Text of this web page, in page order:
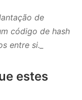
de
código de hash
entre si._
estes